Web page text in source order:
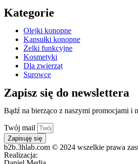
Kategorie
Olejki konopne
Kapsułki konopne
Żelki funkcyjne
Kosmetyki
Dla zwierząt
Surowce
Zapisz się do newslettera
Bądź na bierząco z naszymi promocjami i
Twój mail
Zapisuję się
b2b.3hlab.com © 2024 wszelkie prawa
Realizacja: